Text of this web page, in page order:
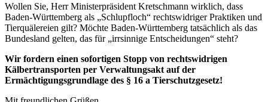
Wollen Sie, Herr Ministerpräsident Kretschmann wirklich, dass
Baden-Württemberg als „Schlupfloch“ rechtswidriger Praktiken und
Tierquälereien gilt? Möchte Baden-Württemberg tatsächlich als das
Bundesland gelten, das für „irrsinnige Entscheidungen“ steht?
Wir fordern einen sofortigen Stopp von rechtswidrigen
Kälbertransporten per Verwaltungsakt auf der
Ermächtigungsgrundlage des § 16 a Tierschutzgesetz!